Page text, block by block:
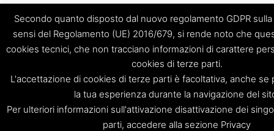
Secondo quanto disposto dal nuovo regolamento GDPR sulla
sensi del Regolamento (UE) 2016/679, si rende noto che
cookies tecnici, che non tracciano informazioni di carattere
cookies di terze parti.
L'accettazione di cookies di terze parti è facoltativa, anche se
la tua esperienza durante la navigazione del
Per ulteriori informazioni sull'attivazione disattivazione dei
parti, accedere alla sezione Privacy